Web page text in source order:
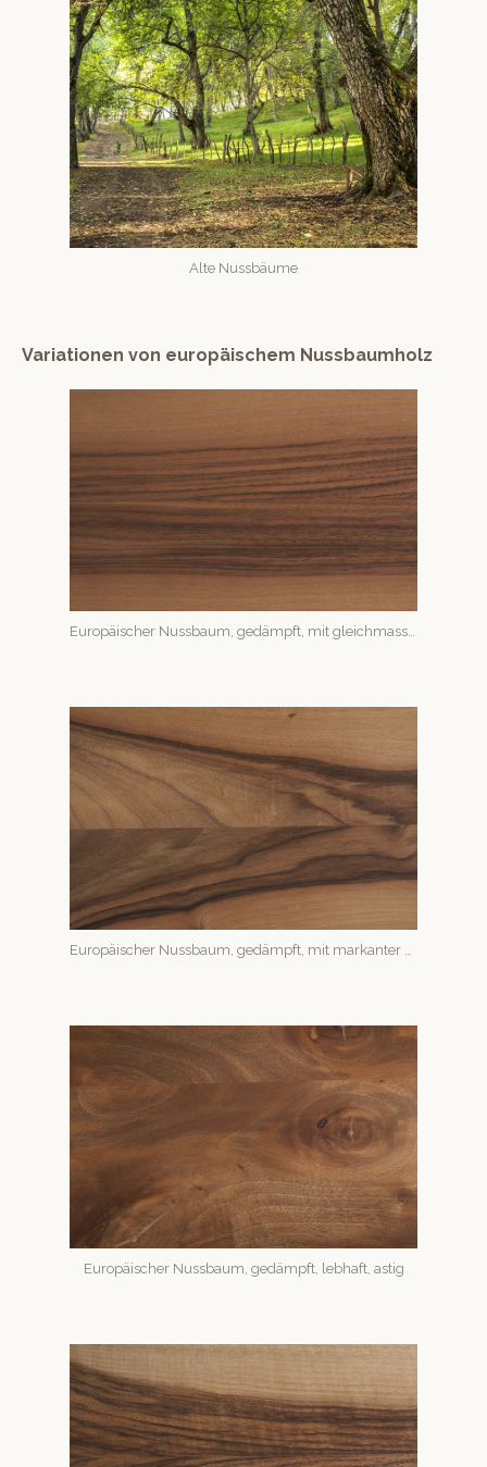
Alte Nuss­bäume
Variationen von europäischem Nussbaumholz
Europäis­ch­er Nuss­baum, gedämpft, mit gle­ich­mas­siger Maserung
Europäis­ch­er Nuss­baum, gedämpft, mit markan­ter Maserung
Europäis­ch­er Nuss­baum, gedämpft, leb­haft, astig